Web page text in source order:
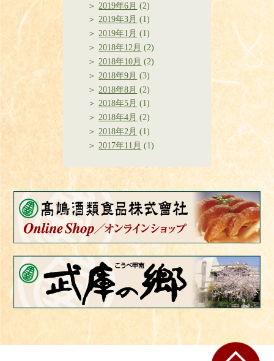
2019年6月 (2)
2019年3月 (1)
2019年1月 (1)
2018年12月 (2)
2018年10月 (2)
2018年9月 (3)
2018年8月 (2)
2018年5月 (1)
2018年4月 (2)
2018年2月 (1)
2017年11月 (1)